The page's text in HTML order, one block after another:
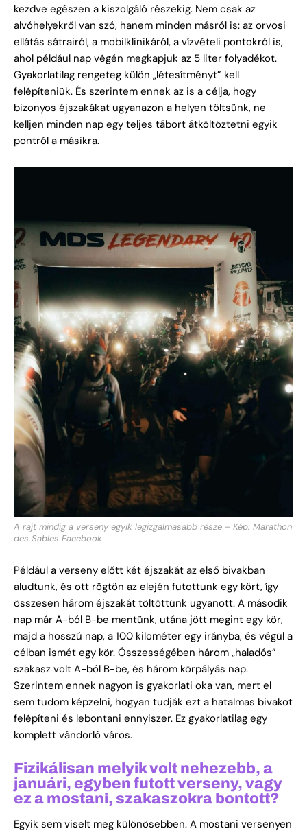
kezdve egészen a kiszolgáló részekig. Nem csak az
alvóhelyekről van szó, hanem minden másról is: az orvosi
ellátás sátrairól, a mobilklinikáról, a vízvételi pontokról is,
ahol például nap végén megkapjuk az 5 liter folyadékot.
Gyakorlatilag rengeteg külön „létesítményt” kell
felépíteniük. És szerintem ennek az is a célja, hogy
bizonyos éjszakákat ugyanazon a helyen töltsünk, ne
kelljen minden nap egy teljes tábort átköltöztetni egyik
pontról a másikra.
A rajt mindig a verseny egyik legizgalmasabb része – Kép: Marathon
des Sables Facebook
Például a verseny előtt két éjszakát az első bivakban
aludtunk, és ott rögtön az elején futottunk egy kört, így
összesen három éjszakát töltöttünk ugyanott. A második
nap már A-ból B-be mentünk, utána jött megint egy kör,
majd a hosszú nap, a 100 kilométer egy irányba, és végül a
célban ismét egy kör. Összességében három „haladós”
szakasz volt A-ból B-be, és három körpályás nap.
Szerintem ennek nagyon is gyakorlati oka van, mert el
sem tudom képzelni, hogyan tudják ezt a hatalmas bivakot
felépíteni és lebontani ennyiszer. Ez gyakorlatilag egy
komplett vándorló város.
Fizikálisan melyik volt nehezebb, a
januári, egyben futott verseny, vagy
ez a mostani, szakaszokra bontott?
Egyik sem viselt meg különösebben. A mostani versenyen